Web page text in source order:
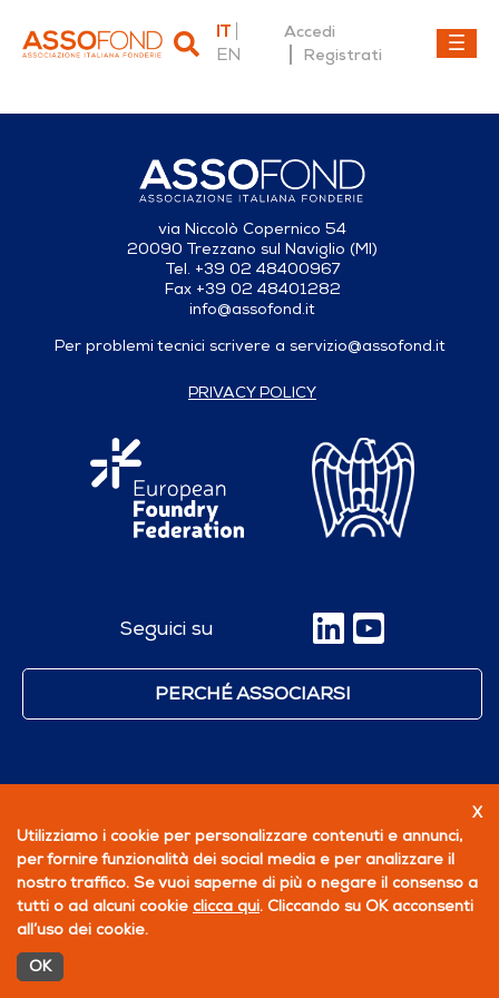
IT
EN
Accedi
Registrati
via Niccolò Copernico 54
20090 Trezzano sul Naviglio (MI)
Tel. +39 02 48400967
Fax +39 02 48401282
info@assofond.it
Per problemi tecnici scrivere a servizio@assofond.it
PRIVACY POLICY
Seguici su
PERCHÉ ASSOCIARSI
X
Utilizziamo i cookie per personalizzare contenuti e annunci,
per fornire funzionalità dei social media e per analizzare il
nostro traffico. Se vuoi saperne di più o negare il consenso a
tutti o ad alcuni cookie clicca qui. Cliccando su OK acconsenti
all’uso dei cookie.
OK